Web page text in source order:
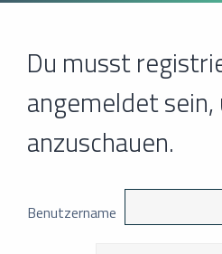
Du musst
angemeldet
anzuschauen.
Benutzername